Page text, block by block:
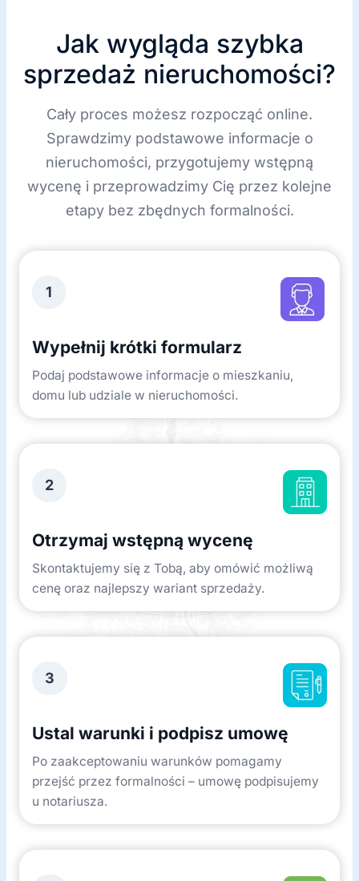
Jak wygląda szybka
sprzedaż nieruchomości?
Cały proces możesz rozpocząć online.
Sprawdzimy podstawowe informacje o
nieruchomości, przygotujemy wstępną
wycenę i przeprowadzimy Cię przez kolejne
etapy bez zbędnych formalności.
1
Wypełnij krótki formularz
Podaj podstawowe informacje o mieszkaniu,
domu lub udziale w nieruchomości.
2
Otrzymaj wstępną wycenę
Skontaktujemy się z Tobą, aby omówić możliwą
cenę oraz najlepszy wariant sprzedaży.
3
Ustal warunki i podpisz umowę
Po zaakceptowaniu warunków pomagamy
przejść przez formalności – umowę podpisujemy
u notariusza.